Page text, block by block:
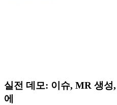
실전 데모: 이슈, MR 생성
에